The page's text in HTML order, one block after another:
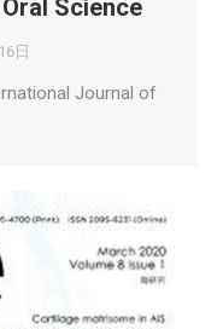
Science
日
Journal of